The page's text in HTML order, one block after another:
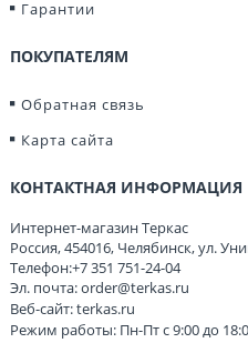
Гарантии
ПОКУПАТЕЛЯМ
Обратная связь
Карта сайта
КОНТАКТНАЯ ИНФОРМАЦИЯ
Интернет-магазин Теркас
Россия,454016, Челябинск,ул.
Телефон:+7 351 751-24-04
Эл. почта:order@terkas.ru
Веб-сайт:terkas.ru
Режим работы: Пн-Пт с 9:00 до